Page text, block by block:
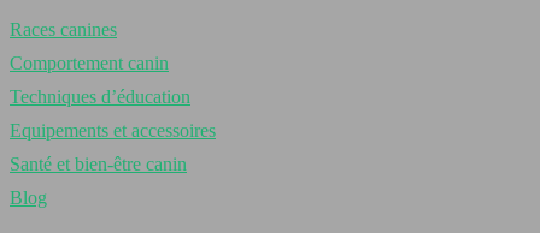
Races canines
Comportement canin
Techniques d’éducation
Equipements et accessoires
Santé et bien-être canin
Blog